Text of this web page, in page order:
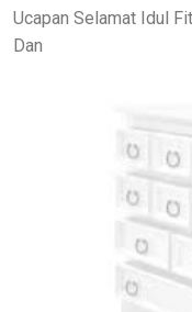
Ucapan Selamat Idul
Dan